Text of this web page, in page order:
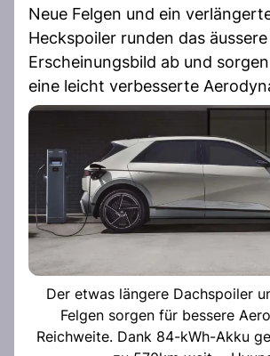
Neue Felgen und ein
Heckspoiler runden das äussere
Erscheinungsbild ab und
eine leicht verbesserte
Der etwas längere Dachspoiler
Felgen sorgen für bessere
Reichweite. Dank 84-kWh-Akku